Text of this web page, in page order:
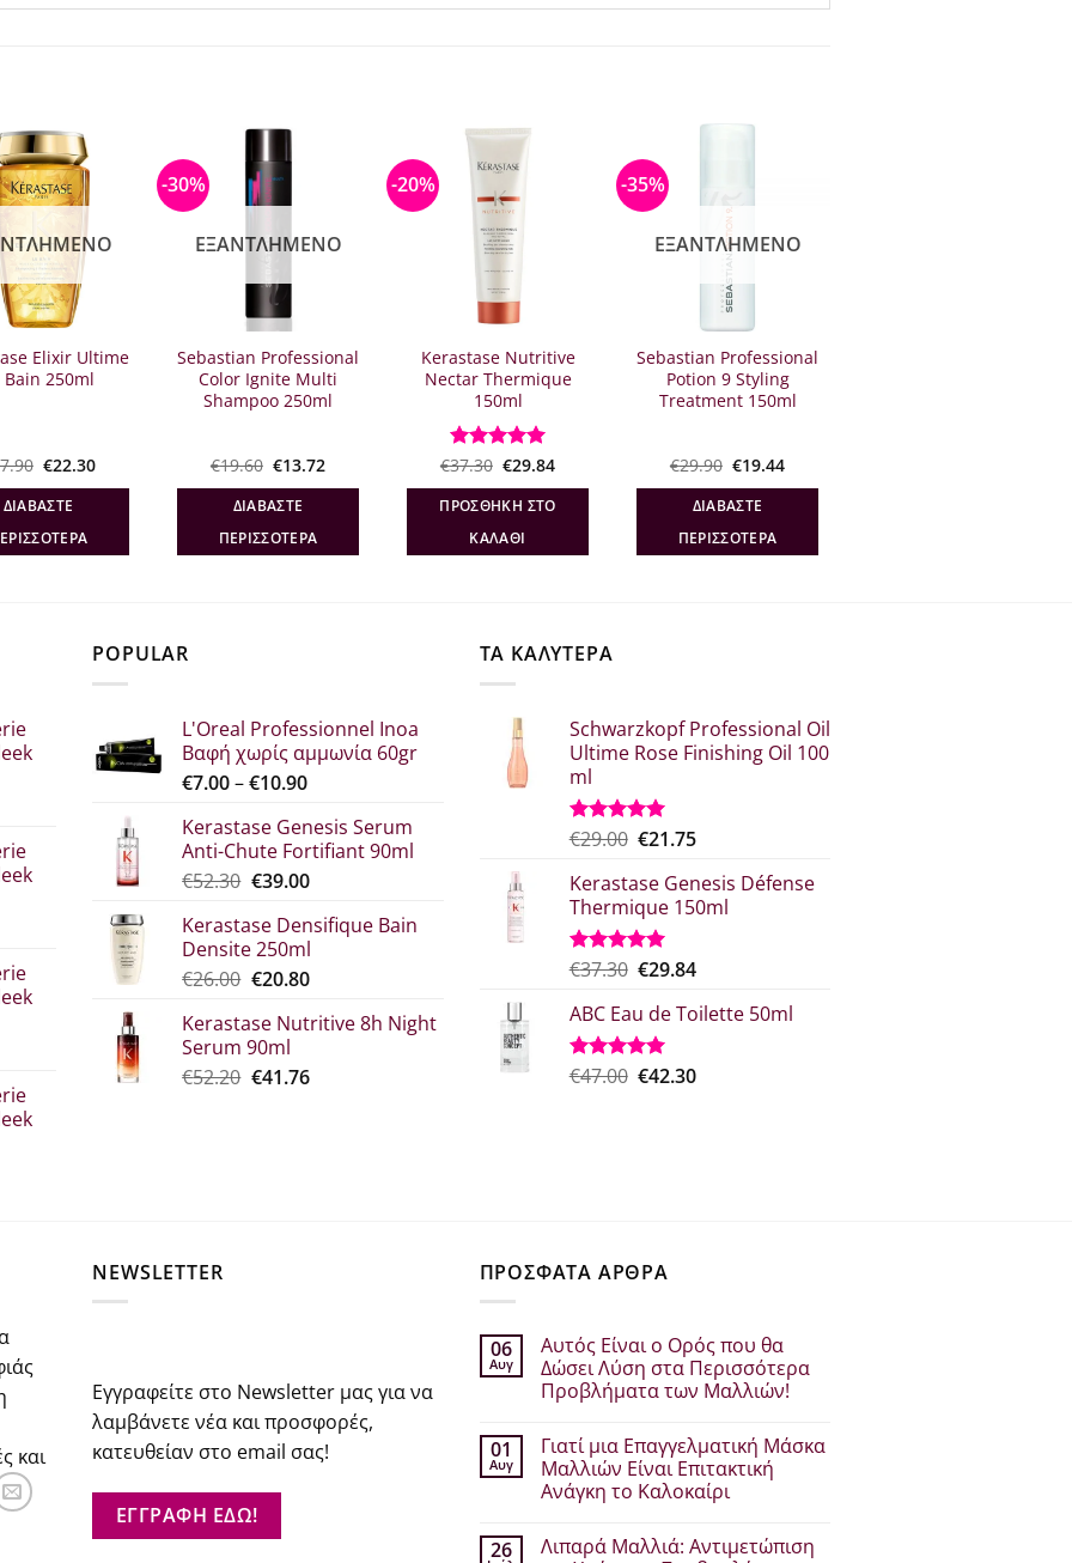
Elixir Ultime
Bain 250ml
Original
was:
€27.90.
€22.30Η
ΔΙΑΒΆΣΤΕ
-30%
ΕΞΑΝΤΛΗΜΈΝΟ
Sebastian Professional
Color Ignite Multi
Shampoo 250ml
€19.60 Original
was:
€19.60.
€13.72Η
ΔΙΑΒΆΣΤΕ
ΠΕΡΙΣΣΌΤΕΡΑ
-20%
Kerastase Nutritive
Nectar Thermique
150ml
Βαθμολογήθηκε
€37.30 Original
was:
€37.30.
€29.84Η
τιμή
είναι:
ΠΡΟΣΘΉΚΗ ΣΤΟ
ΚΑΛΆΘΙ
-35%
ΕΞΑΝΤΛΗΜΈΝΟ
Sebastian Professional
Potion 9 Styling
Treatment 150ml
€29.90 Original
was:
€29.90.
€19.44Η
ΔΙΑΒΆΣΤΕ
ΠΕΡΙΣΣΌΤΕΡΑ
POPULAR
L'Oreal Professionnel Inoa
Βαφή χωρίς αμμωνία 60gr
€7.00–€10.90Price
€7.00
through
€10.90
Kerastase Genesis Serum
Anti-Chute Fortifiant 90ml
€52.30 Original
was:
€52.30.
€39.00Η
τιμή
είναι:
€39.00.
Kerastase Densifique Bain
Densite 250ml
€26.00 Original
was:
€26.00.
€20.80Η
τιμή
€20.80.
Kerastase Nutritive 8h Night
Serum 90ml
€52.20 Original
€41.76Η
ΤΑ ΚΑΛΥΤΕΡΑ
Schwarzkopf Professional Oil
Ultime Rose Finishing Oil 100
ml
Βαθμολογήθηκε
από 5
€29.00 Original
was:
€29.00.
€21.75Η
τιμή
είναι:
Kerastase Genesis Défense
Thermique 150ml
Βαθμολογήθηκε
από 5
€37.30 Original
was:
€37.30.
€29.84Η
τιμή
€29.84.
ABC Eau de Toilette 50ml
Βαθμολογήθηκε
€47.00 Original
€42.30Η
και
NEWSLETTER
Εγγραφείτε στο Newsletter μας για να
λαμβάνετε νέα και προσφορές,
κατευθείαν στο email σας!
ΕΓΓΡΑΦΗ ΕΔΩ!
ΠΡΟΣΦΑΤΑ ΑΡΘΡΑ
06
Αυγ
Αυτός Είναι ο Ορός που θα
Δώσει Λύση στα Περισσότερα
Προβλήματα των Μαλλιών!
σχόλια
στο
Αυτός
Είναι
που
θα
01
Αυγ
Γιατί μια Επαγγελματική Μάσκα
Μαλλιών Είναι Επιτακτική
Ανάγκη το Καλοκαίρι
σχόλια
26
Λιπαρά Μαλλιά: Αντιμετώπιση